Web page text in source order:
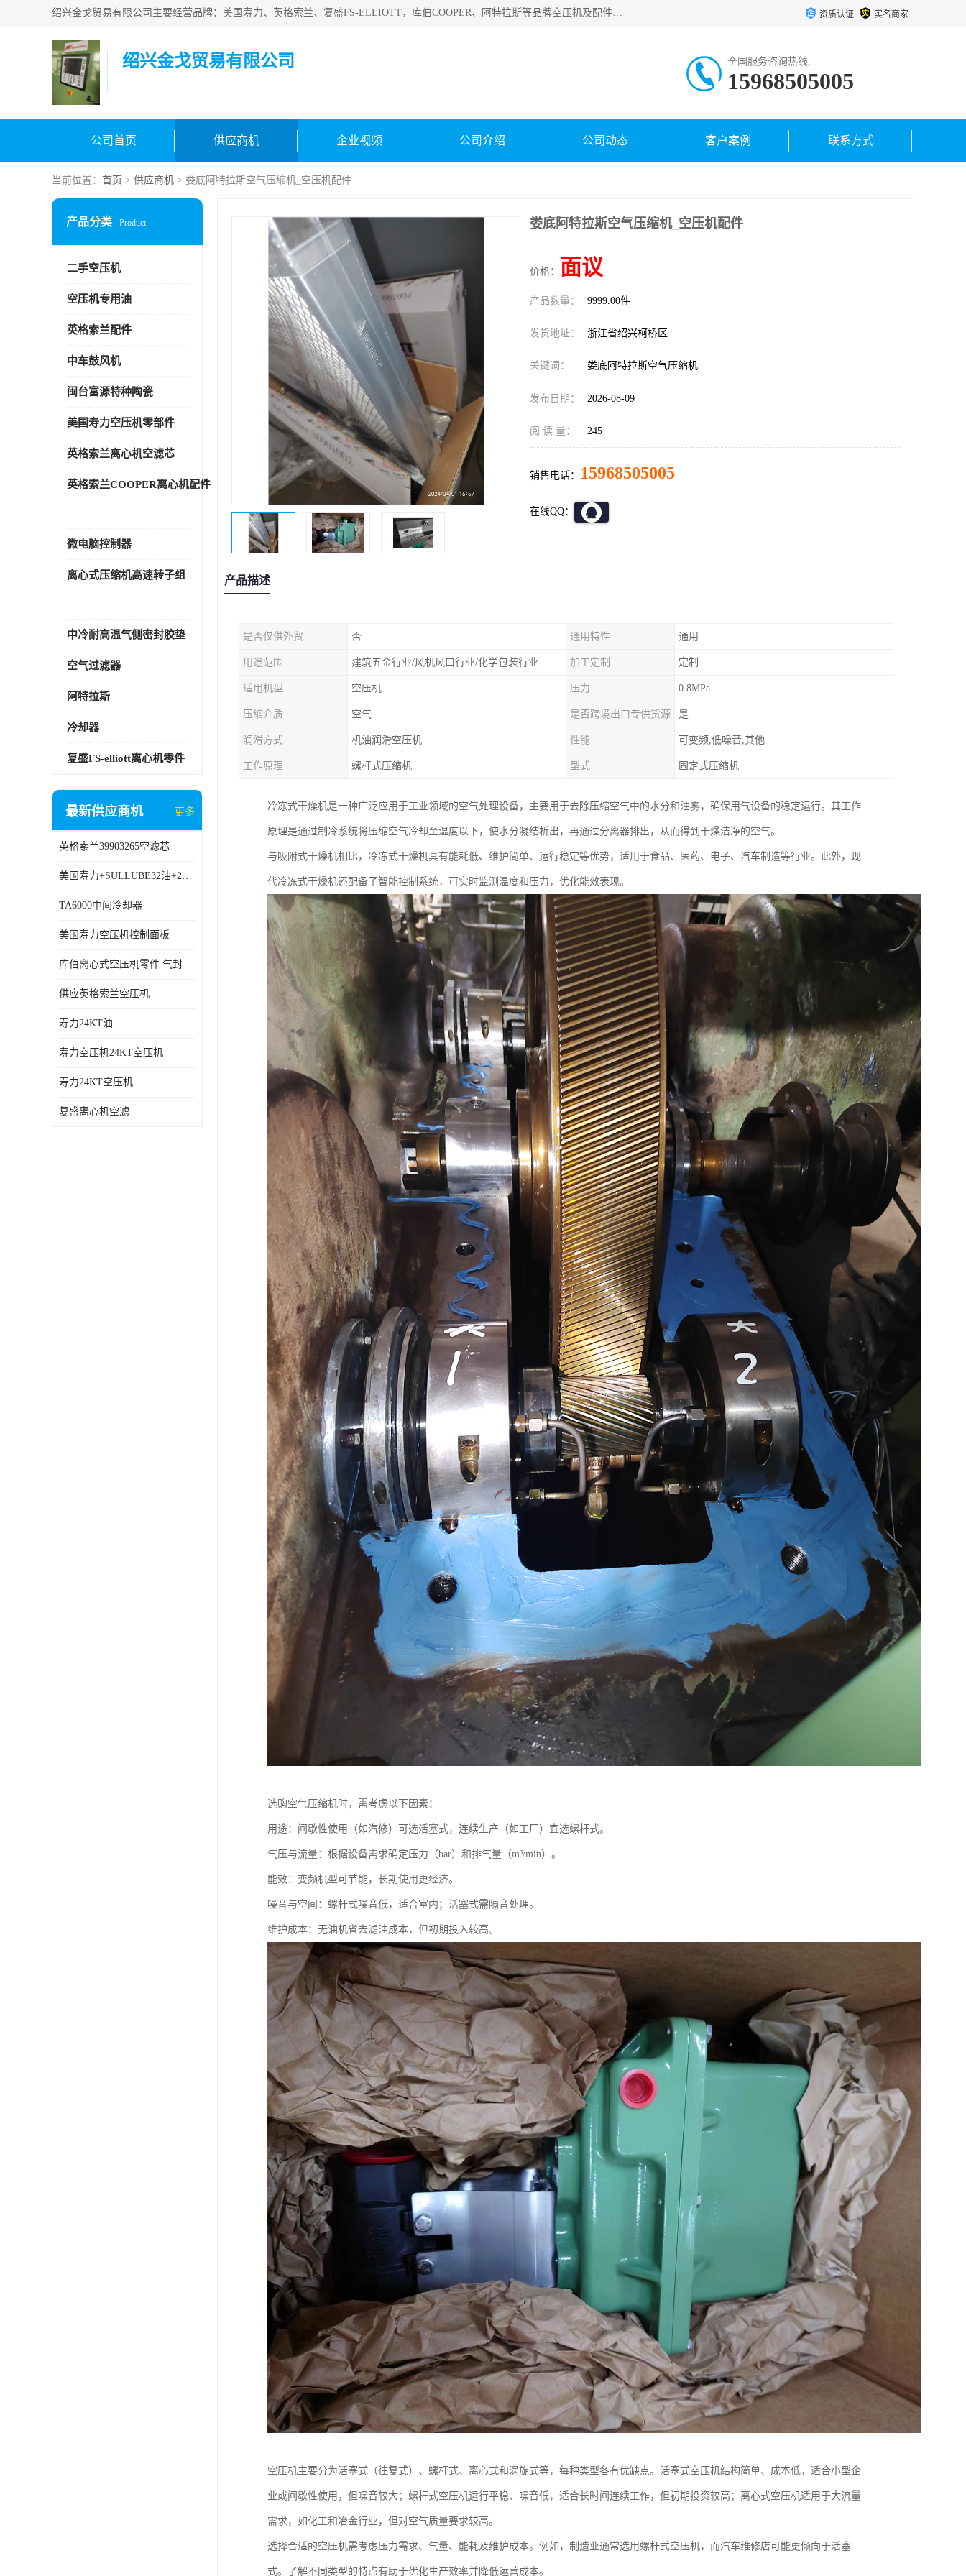
绍兴金戈贸易有限公司主要经营品牌：美国寿力、英格索兰、复盛FS-ELLIOTT，库伯COOPER、阿特拉斯等品牌空压机及配件销售；承接全厂空气压缩机管理、维护保养；节能改造；气体干燥机销售、维护、维修、保养。销售各种品牌空压机空气滤芯、油滤芯、油气分离器；精密过滤器滤芯；除油雾滤芯；抽真空滤芯，消音器，疏水器。劳务承接：全厂空压机维修保养工程，安装工程；移机或汰换工程；节能改造工程等。 资质认证 实名商家
绍兴金戈贸易有限公司 全国服务咨询热线:
15968505005
公司首页 供应商机 企业视频 公司介绍 公司动态 客户案例 联系方式
当前位置： 首页 > 供应商机 > 娄底阿特拉斯空气压缩机_空压机配件
产品分类 Product
二手空压机
空压机专用油
英格索兰配件
中车鼓风机
闽台富源特种陶瓷
美国寿力空压机零部件
英格索兰离心机空滤芯
英格索兰COOPER离心机配件
微电脑控制器
离心式压缩机高速转子组
中冷耐高温气侧密封胶垫
空气过滤器
阿特拉斯
冷却器
复盛FS-elliott离心机零件
最新供应商机 更多
英格索兰39903265空滤芯
美国寿力+SULLUBE32油+250022-669
TA6000中间冷却器
美国寿力空压机控制面板
库伯离心式空压机零件 气封 机型 TA6000 TA18 TA9000原厂品质
供应英格索兰空压机
寿力24KT油
寿力空压机24KT空压机
寿力24KT空压机
复盛离心机空滤
娄底阿特拉斯空气压缩机_空压机配件
价格： 面议
产品数量： 9999.00件
发货地址： 浙江省绍兴柯桥区
关键词： 娄底阿特拉斯空气压缩机
发布日期： 2026-08-09
阅 读 量： 245
销售电话： 15968505005
在线QQ：
产品描述
是否仅供外贸 否 通用特性 通用
用途范围 建筑五金行业/风机风口行业/化学包装行业 加工定制 定制
适用机型 空压机 压力 0.8MPa
压缩介质 空气 是否跨境出口专供货源 是
润滑方式 机油润滑空压机 性能 可变频,低噪音,其他
工作原理 螺杆式压缩机 型式 固定式压缩机
冷冻式干燥机是一种广泛应用于工业领域的空气处理设备，主要用于去除压缩空气中的水分和油雾，确保用气设备的稳定运行。其工作
原理是通过制冷系统将压缩空气冷却至温度以下，使水分凝结析出，再通过分离器排出，从而得到干燥洁净的空气。
与吸附式干燥机相比，冷冻式干燥机具有能耗低、维护简单、运行稳定等优势，适用于食品、医药、电子、汽车制造等行业。此外，现
代冷冻式干燥机还配备了智能控制系统，可实时监测温度和压力，优化能效表现。
选购空气压缩机时，需考虑以下因素：
用途：间歇性使用（如汽修）可选活塞式，连续生产（如工厂）宜选螺杆式。
气压与流量：根据设备需求确定压力（bar）和排气量（m³/min）。
能效：变频机型可节能，长期使用更经济。
噪音与空间：螺杆式噪音低，适合室内；活塞式需隔音处理。
维护成本：无油机省去滤油成本，但初期投入较高。
空压机主要分为活塞式（往复式）、螺杆式、离心式和涡旋式等，每种类型各有优缺点。活塞式空压机结构简单、成本低，适合小型企
业或间歇性使用，但噪音较大；螺杆式空压机运行平稳、噪音低，适合长时间连续工作，但初期投资较高；离心式空压机适用于大流量
需求，如化工和冶金行业，但对空气质量要求较高。
选择合适的空压机需考虑压力需求、气量、能耗及维护成本。例如，制造业通常选用螺杆式空压机，而汽车维修店可能更倾向于活塞
式。了解不同类型的特点有助于优化生产效率并降低运营成本。